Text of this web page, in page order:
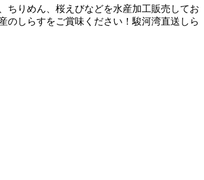
ちりめん、桜えびなどを水産加工販売してお
のしらすをご賞味ください！駿河湾直送しら